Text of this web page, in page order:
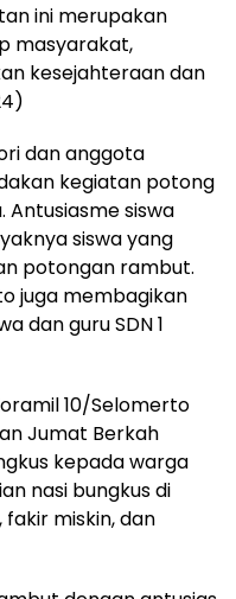
ini merupakan
masyarakat,
kesejahteraan dan
dan anggota
kegiatan potong
siswa
siswa yang
potongan rambut.
juga membagikan
dan guru SDN 1
10/Selomerto
Jumat Berkah
kepada warga
nasi bungkus di
miskin, dan